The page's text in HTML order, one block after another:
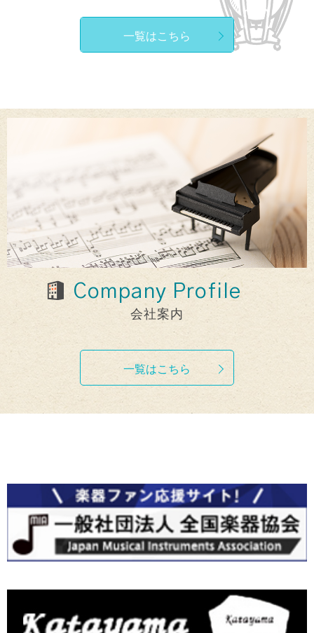
一覧はこちら
Company Profile
会社案内
一覧はこちら